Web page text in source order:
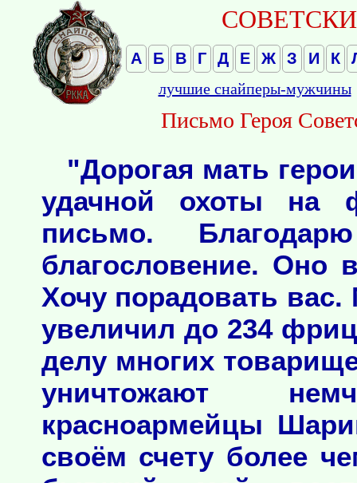
А Б В Г Д Е Ж З И К
лучшие снайперы-мужчины
Письмо Героя
"Дорогая мать
удачной охоты на
письмо.
благословение.
Хочу порадовать
увеличил до 234
делу многих
уничтожают
красноармейцы
своём счету более